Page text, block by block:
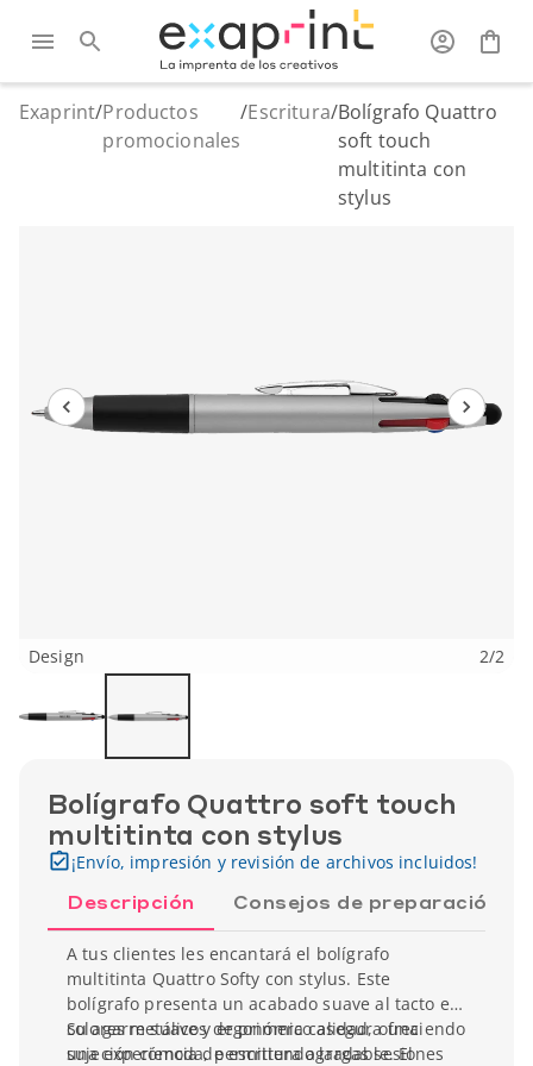
Exaprint/Productos
promocionales
/Escritura/Bolígrafo Quattro
soft touch
multitinta con
stylus
Design 2/2
Bolígrafo Quattro soft touch
multitinta con stylus
¡Envío, impresión y revisión de archivos incluidos!
Descripción Consejos de preparación
A tus clientes les encantará el bolígrafo
multitinta Quattro Softy con stylus. Este
bolígrafo presenta un acabado suave al tacto en
colores metálicos de primera calidad, ofreciendo
una experiencia de escritura agradable. El
Su agarre suave y ergonómico asegura una
sujeción cómoda, permitiendo largas sesiones